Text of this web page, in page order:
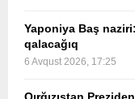
Yaponiya Baş
qalacağıq
6 Avqust 2026, 17:25